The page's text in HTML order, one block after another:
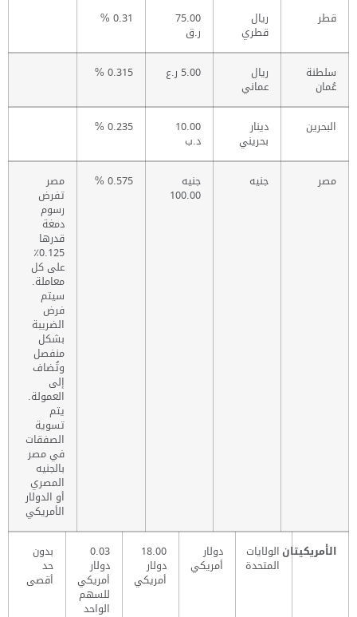
قطر ريال
قطري
75.00
ر.ق
0.31 %
سلطنة
عُمان
ريال
عماني
5.00 ر.ع 0.315 %
البحرين دينار
بحريني
10.00
د.ب
0.235 %
مصر جنيه جنيه
100.00
0.575 % مصر
تفرض
رسوم
دمغة
قدرها
0.125٪
على كل
معاملة.
سيتم
فرض
الضريبة
بشكل
منفصل
وتُضاف
إلى
العمولة.
يتم
تسوية
الصفقات
في مصر
بالجنيه
المصري
أو الدولار
الأمريكي
الأمريكيتانالولايات
المتحدة
دولار
أمريكي
18.00
دولار
أمريكي
0.03
دولار
أمريكي
للسهم
الواحد
بدون
حد
أقصى